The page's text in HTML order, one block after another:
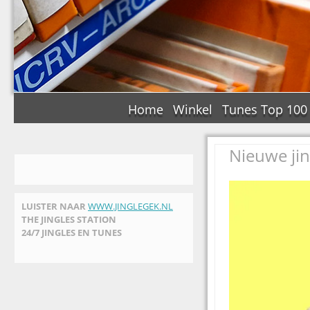
Home Winkel Tunes Top 100
LUISTER NAAR WWW.JINGLEGEK.NL
THE JINGLES STATION
24/7 JINGLES EN TUNES
Nieuwe